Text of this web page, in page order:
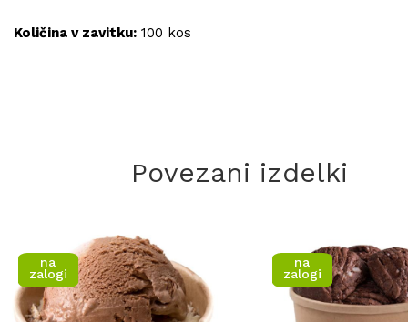
Količina v zavitku: 100 kos
Povezani izdelki
na
zalogi
na
zalogi